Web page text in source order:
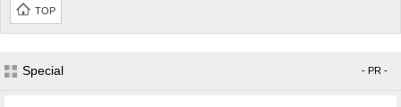
TOP
Special - PR -